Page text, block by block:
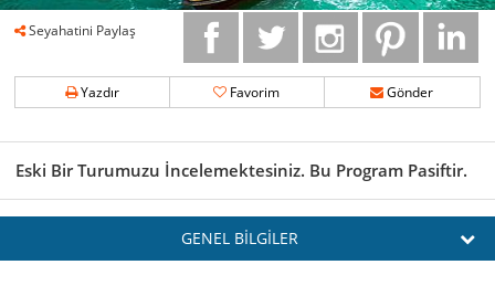
Seyahatini Paylaş
Yazdır Favorim Gönder
Eski Bir Turumuzu İncelemektesiniz. Bu Program Pasiftir.
GENEL BİLGİLER